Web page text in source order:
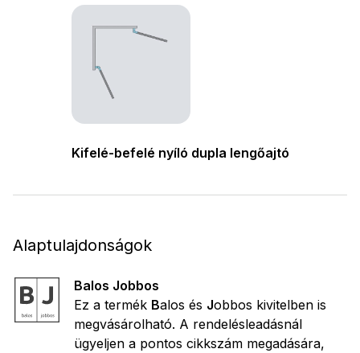
Kifelé-befelé nyíló dupla lengőajtó
Alaptulajdonságok
Balos Jobbos
Ez a termék Balos és Jobbos kivitelben is
megvásárolható. A rendelésleadásnál
ügyeljen a pontos cikkszám megadására,